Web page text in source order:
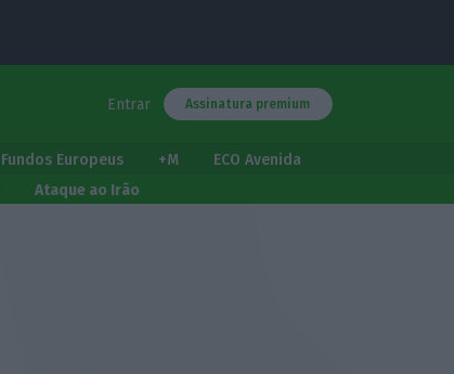
Entrar Assinatura premium
Fundos Europeus +M
ECO Avenida
Ataque ao Irão